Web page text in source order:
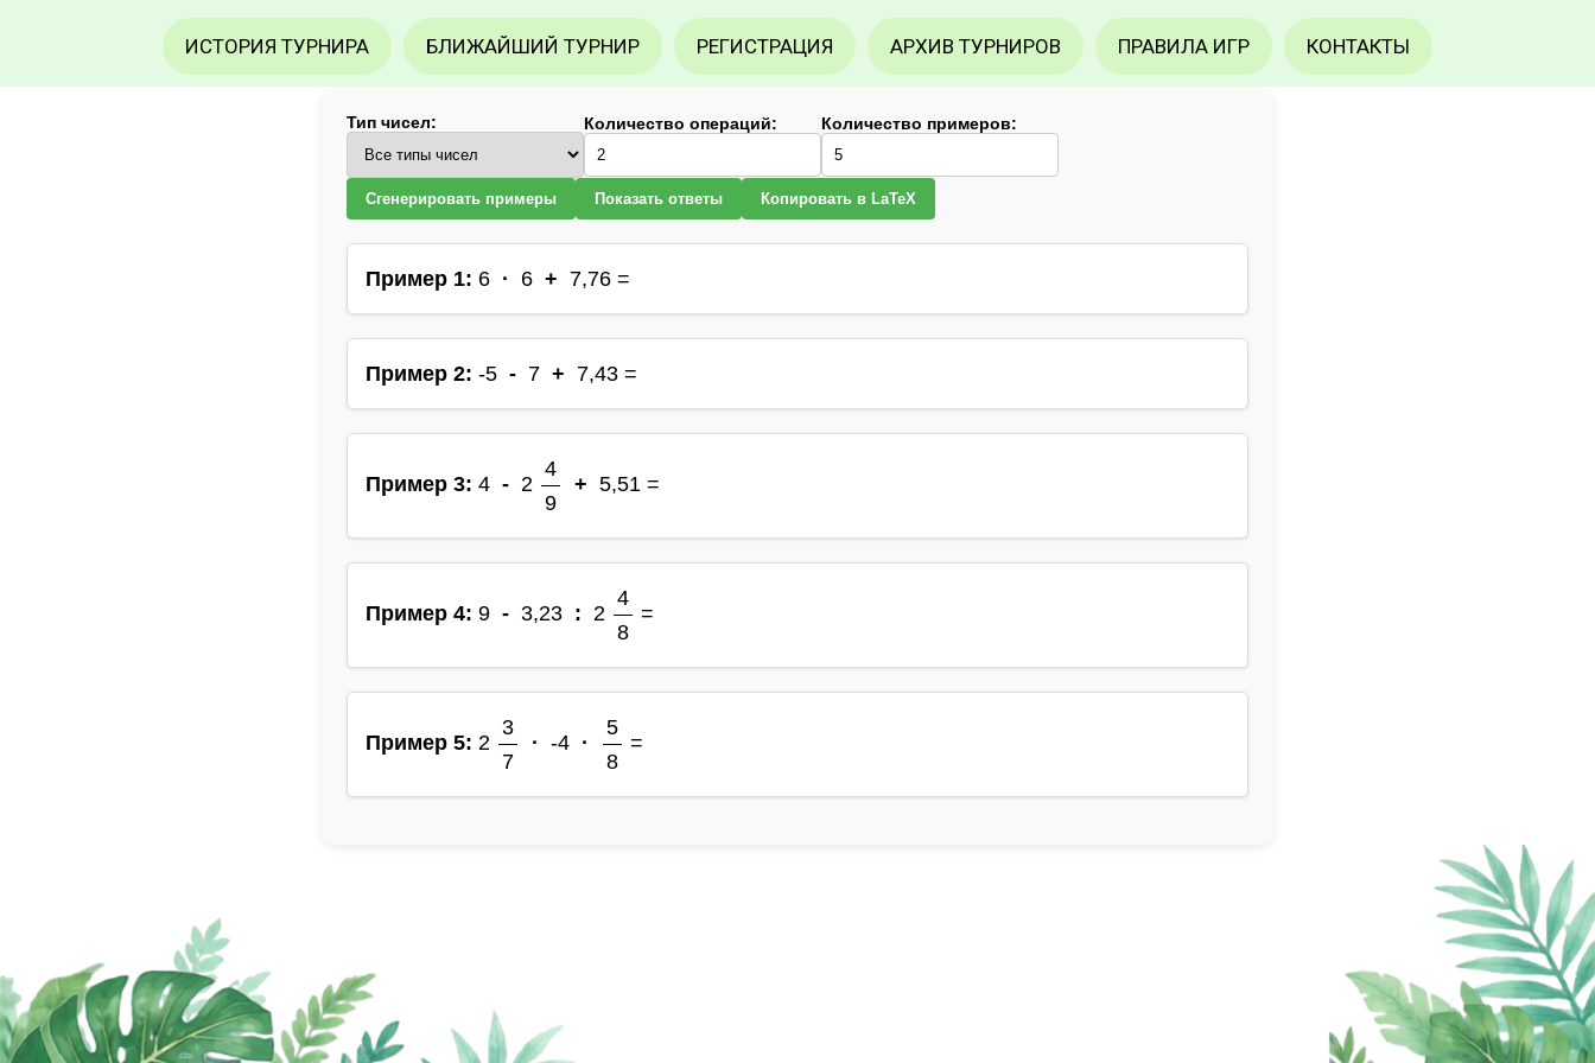
ИСТОРИЯ ТУРНИРА БЛИЖАЙШИЙ ТУРНИР РЕГИСТРАЦИЯ АРХИВ ТУРНИРОВ ПРАВИЛА ИГР КОНТАКТЫ
Тип чисел: Количество операций: Количество примеров:
Сгенерировать примеры Показать ответы Копировать в LaTeX
Пример 1: 6 · 6 + 7,76 =
Пример 2: -5 - 7 + 7,43 =
Пример 3: 4 - 2
4
9
+ 5,51 =
Пример 4: 9 - 3,23 : 2
4
8
=
Пример 5: 2
3
7
· -4 ·
5
8
=